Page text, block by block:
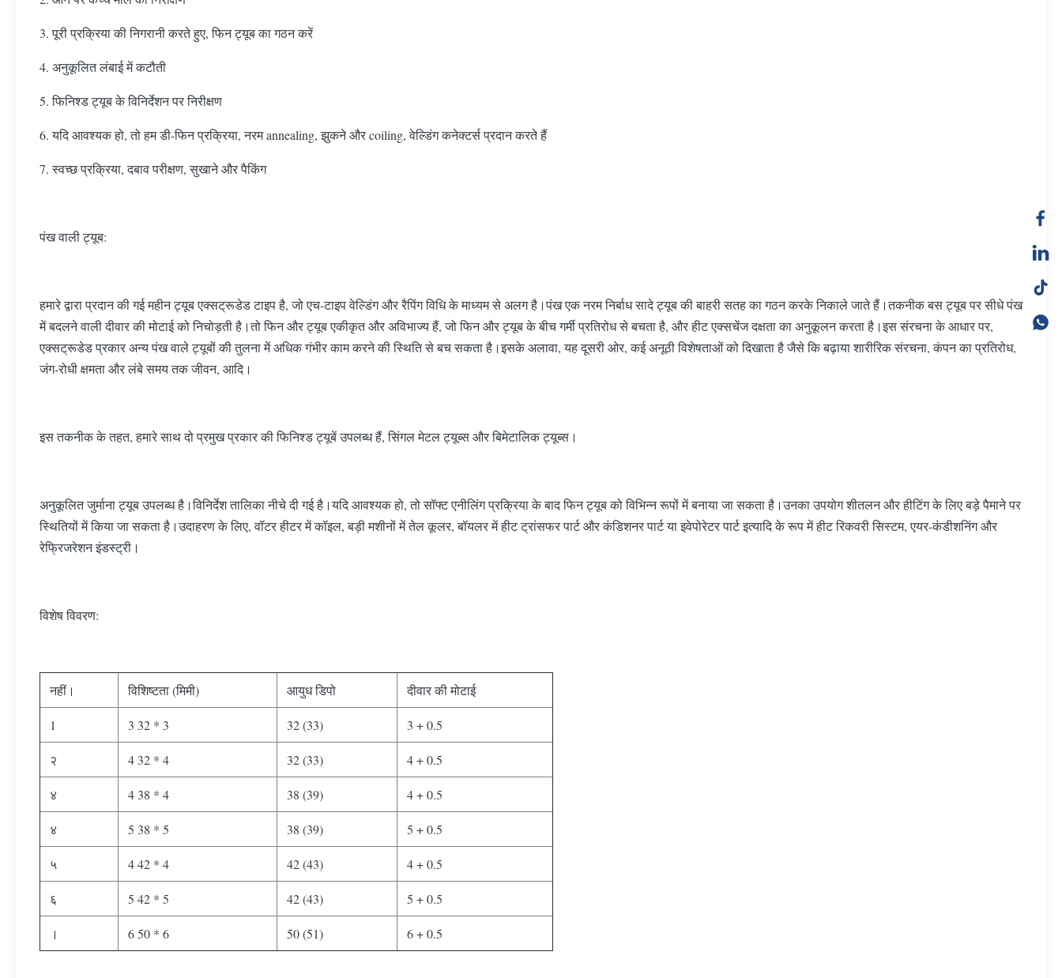
3. पूरी प्रक्रिया की निगरानी करते हुए, फिन ट्यूब का गठन करें
4. अनुकूलित लंबाई में कटौती
5. फिनिश्ड ट्यूब के विनिर्देशन पर निरीक्षण
6. यदि आवश्यक हो, तो हम डी-फिन प्रक्रिया, नरम annealing, झुकने और coiling, वेल्डिंग कनेक्टर्स प्रदान करते हैं
7. स्वच्छ प्रक्रिया, दबाव परीक्षण, सुखाने और पैकिंग
पंख वाली ट्यूब:
हमारे द्वारा प्रदान की गई महीन ट्यूब एक्सट्रूडेड टाइप है, जो एच-टाइप वेल्डिंग और रैपिंग विधि के माध्यम से अलग है।पंख एक नरम निर्बाध सादे ट्यूब की बाहरी सतह का गठन करके निकाले जाते हैं।तकनीक बस ट्यूब पर सीधे पंख
में बदलने वाली दीवार की मोटाई को निचोड़ती है।तो फिन और ट्यूब एकीकृत और अविभाज्य हैं, जो फिन और ट्यूब के बीच गर्मी प्रतिरोध से बचता है, और हीट एक्सचेंज दक्षता का अनुकूलन करता है।इस संरचना के आधार पर,
एक्सट्रूडेड प्रकार अन्य पंख वाले ट्यूबों की तुलना में अधिक गंभीर काम करने की स्थिति से बच सकता है।इसके अलावा, यह दूसरी ओर, कई अनूठी विशेषताओं को दिखाता है जैसे कि बढ़ाया शारीरिक संरचना, कंपन का प्रतिरोध,
जंग-रोधी क्षमता और लंबे समय तक जीवन, आदि।
इस तकनीक के तहत, हमारे साथ दो प्रमुख प्रकार की फिनिश्ड ट्यूबें उपलब्ध हैं, सिंगल मेटल ट्यूब्स और बिमेटालिक ट्यूब्स।
अनुकूलित जुर्माना ट्यूब उपलब्ध है।विनिर्देश तालिका नीचे दी गई है।यदि आवश्यक हो, तो सॉफ्ट एनीलिंग प्रक्रिया के बाद फिन ट्यूब को विभिन्न रूपों में बनाया जा सकता है।उनका उपयोग शीतलन और हीटिंग के लिए बड़े पैमाने पर
स्थितियों में किया जा सकता है।उदाहरण के लिए, वॉटर हीटर में कॉइल, बड़ी मशीनों में तेल कूलर, बॉयलर में हीट ट्रांसफर पार्ट और कंडिशनर पार्ट या इवेपोरेटर पार्ट इत्यादि के रूप में हीट रिकवरी सिस्टम, एयर-कंडीशनिंग और
रेफ्रिजरेशन इंडस्ट्री।
विशेष विवरण:
नहीं। विशिष्टता (मिमी) आयुध डिपो दीवार की मोटाई
1 3 32 * 3 32 (33) 3 + 0.5
२ 4 32 * 4 32 (33) 4 + 0.5
४ 4 38 * 4 38 (39) 4 + 0.5
४ 5 38 * 5 38 (39) 5 + 0.5
५ 4 42 * 4 42 (43) 4 + 0.5
६ 5 42 * 5 42 (43) 5 + 0.5
। 6 50 * 6 50 (51) 6 + 0.5